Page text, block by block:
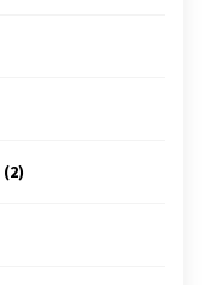
(2)